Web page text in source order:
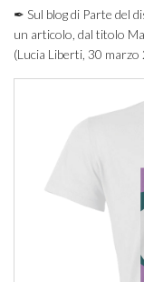
✒ Sul blog di Parte del
un articolo, dal titolo
(Lucia Liberti, 30 marzo